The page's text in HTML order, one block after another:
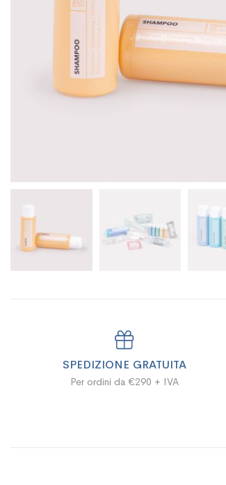
SPEDIZIONE GRATUITA
Per ordini da €290 + IVA